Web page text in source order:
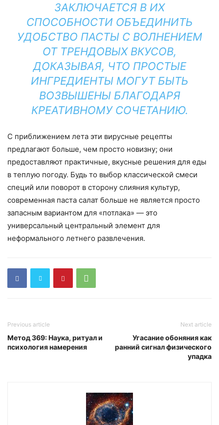
ЗАКЛЮЧАЕТСЯ В ИХ
СПОСОБНОСТИ ОБЪЕДИНИТЬ
УДОБСТВО ПАСТЫ С ВОЛНЕНИЕМ
ОТ ТРЕНДОВЫХ ВКУСОВ,
ДОКАЗЫВАЯ, ЧТО ПРОСТЫЕ
ИНГРЕДИЕНТЫ МОГУТ БЫТЬ
ВОЗВЫШЕНЫ БЛАГОДАРЯ
КРЕАТИВНОМУ СОЧЕТАНИЮ.
С приближением лета эти вирусные рецепты
предлагают больше, чем просто новизну; они
предоставляют практичные, вкусные решения для еды
в теплую погоду. Будь то выбор классической смеси
специй или поворот в сторону слияния культур,
современная паста салат больше не является просто
запасным вариантом для «потлака» — это
универсальный центральный элемент для
неформального летнего развлечения.
Previous article
Метод 369: Наука, ритуал и
психология намерения
Next article
Угасание обоняния как
ранний сигнал физического
упадка